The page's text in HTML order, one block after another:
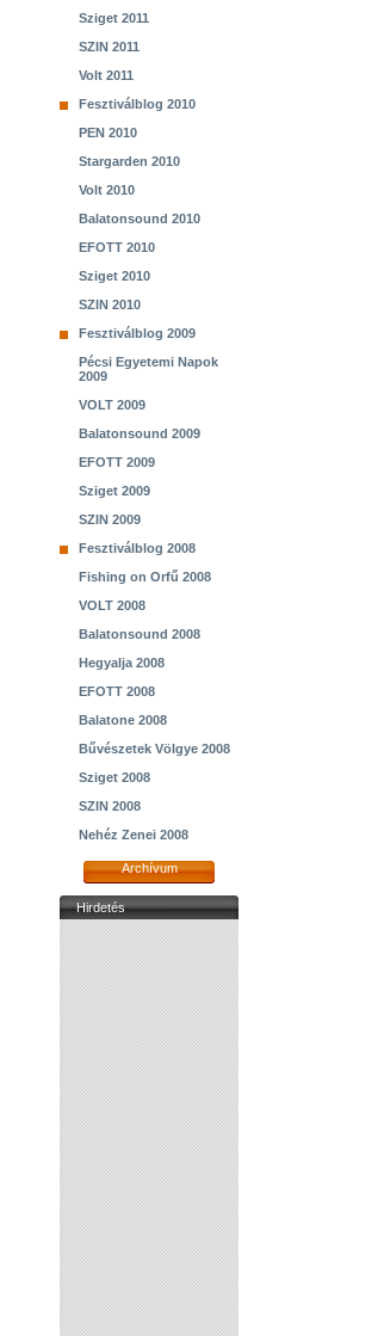
Sziget 2011
SZIN 2011
Volt 2011
Fesztiválblog 2010
PEN 2010
Stargarden 2010
Volt 2010
Balatonsound 2010
EFOTT 2010
Sziget 2010
SZIN 2010
Fesztiválblog 2009
Pécsi Egyetemi Napok
2009
VOLT 2009
Balatonsound 2009
EFOTT 2009
Sziget 2009
SZIN 2009
Fesztiválblog 2008
Fishing on Orfű 2008
VOLT 2008
Balatonsound 2008
Hegyalja 2008
EFOTT 2008
Balatone 2008
Bűvészetek Völgye 2008
Sziget 2008
SZIN 2008
Nehéz Zenei 2008
Archívum
Hirdetés